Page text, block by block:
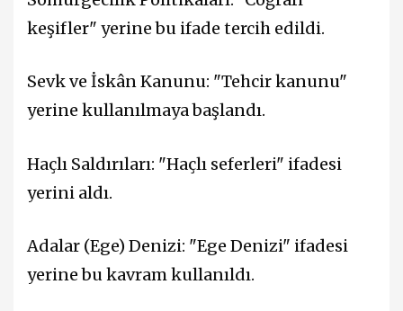
keşifler" yerine bu ifade tercih edildi.
Sevk ve İskân Kanunu: "Tehcir kanunu"
yerine kullanılmaya başlandı.
Haçlı Saldırıları: "Haçlı seferleri" ifadesi
yerini aldı.
Adalar (Ege) Denizi: "Ege Denizi" ifadesi
yerine bu kavram kullanıldı.